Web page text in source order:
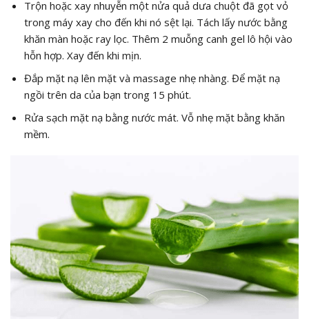
Trộn hoặc xay nhuyễn một nửa quả dưa chuột đã gọt vỏ
trong máy xay cho đến khi nó sệt lại. Tách lấy nước bằng
khăn màn hoặc ray lọc. Thêm 2 muỗng canh gel lô hội vào
hỗn hợp. Xay đến khi mịn.
Đắp mặt nạ lên mặt và massage nhẹ nhàng. Để mặt nạ
ngồi trên da của bạn trong 15 phút.
Rửa sạch mặt nạ bằng nước mát. Vỗ nhẹ mặt bằng khăn
mềm.